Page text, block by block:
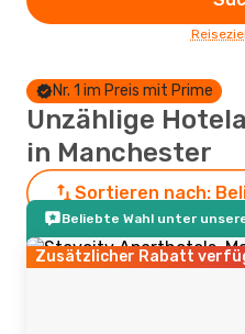
Nr. 1 im Preis mit Prime
Unzählige
in Manchester
Sortieren nach:
Beliebte Wahl unter
Zusätzlicher Rabatt